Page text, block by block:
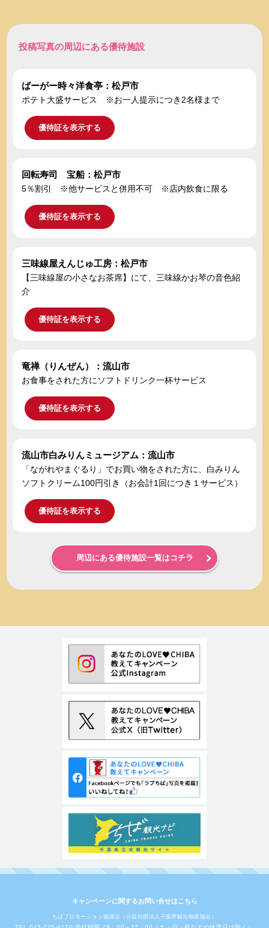
投稿写真の周辺にある優待施設
ばーがー時々洋食亭：松戸市
ポテト大盛サービス ※お一人提示につき2名様まで
優待証を表示する
回転寿司 宝船：松戸市
5％割引 ※他サービスと併用不可 ※店内飲食に限る
優待証を表示する
三味線屋えんじゅ工房：松戸市
【三味線屋の小さなお茶席】にて、三味線かお琴の音色紹
介
優待証を表示する
竜禅（りんぜん）：流山市
お食事をされた方にソフトドリンク一杯サービス
優待証を表示する
流山市白みりんミュージアム：流山市
「ながれやまぐるり」でお買い物をされた方に、白みりん
ソフトクリーム100円引き（お会計1回につき１サービス）
優待証を表示する
周辺にある優待施設一覧はコチラ
キャンペーンに関するお問い合せはこちら
ちばプロモーション協議会（公益社団法人千葉県観光物産協会）